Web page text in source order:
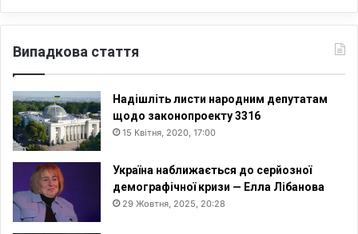
Випадкова стаття
Надішліть листи народним депутатам
щодо законопроекту 3316
15 Квітня, 2020, 17:00
Україна наближається до серйозної
демографічної кризи — Елла Лібанова
29 Жовтня, 2025, 20:28